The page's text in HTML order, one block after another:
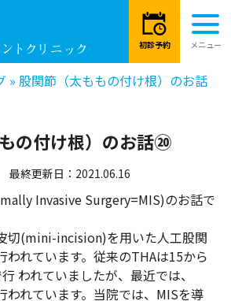
» 股関節（太ももの付け根）のお話
の付け根）のお話⑳
最終更新日：2021.06.16
Invasive Surgery=MIS)のお話で
切(mini-incision)を用いた人工股関
われています。従来のTHAは15から
われていましたが、最近では、
われています。当院では、MISを導